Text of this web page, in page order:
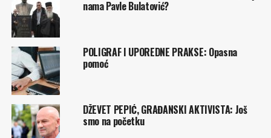
nama Pavle Bulatović?
POLIGRAF I UPOREDNE PRAKSE: Opasna
pomoć
DŽEVET PEPIĆ, GRAĐANSKI AKTIVISTA: Još
smo na početku